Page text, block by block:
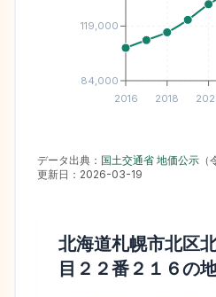
2016 2018
84,000
119,000
データ出典： 国土交通省 地価公示 （
更新日： 2026-03-19
北海道札幌市北区
目２２番２１６の